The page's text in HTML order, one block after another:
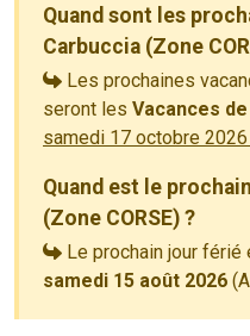
Quand sont les
Carbuccia (Zone
Les prochaines
seront les Vacances
samedi 17 octobre 2026
Quand est le
(Zone CORSE) ?
Le prochain jour férié
samedi 15 août 2026